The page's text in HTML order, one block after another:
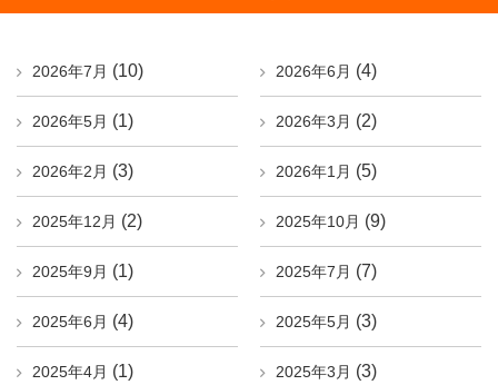
2026年7月 (10) 2026年6月 (4)
2026年5月 (1) 2026年3月 (2)
2026年2月 (3) 2026年1月 (5)
2025年12月 (2) 2025年10月 (9)
2025年9月 (1) 2025年7月 (7)
2025年6月 (4) 2025年5月 (3)
2025年4月 (1) 2025年3月 (3)